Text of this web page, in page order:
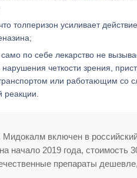
толперизон усиливает
по себе лекарство не
нарушения четкости зрения,
или работающим со
Мидокалм включен в
начало 2019 года, стоимость
препараты